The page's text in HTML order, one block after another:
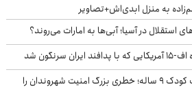
به منزل ابدی‌اش+تصاویر
استقلال در آسیا؛ آبی‌ها به امارات می‌روند؟
سرنگون شد
حمله سگ‌های ولگرد به یک کودک ۹ ساله؛ خطری بزرگ امنیت شهروندان را